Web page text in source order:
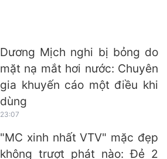
Dương Mịch nghi bị bỏng do
mặt nạ mắt hơi nước: Chuyên
gia khuyến cáo một điều khi
dùng
23:07
"MC xinh nhất VTV" mặc đẹp
không trượt phát nào: Đẻ 2